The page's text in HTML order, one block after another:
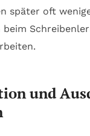
später oft
beim
und